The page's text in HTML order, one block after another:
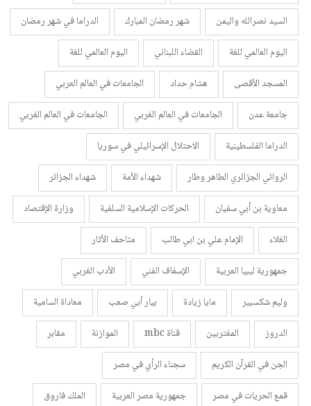
السيد نصرالله واليمن
شهر رمضان المبارك
الدراما في شهر رمضان
اليوم العالمي للغة
القضاء اللبناني
اليوم العالمي للغة
المسجد الأقصى
هشام حداد
الجامعات في العالم العربي
جامعة عدن
الجامعات في العالم الغربي
الجامعات في العالم الغربي
الدراما الفلسطينية
الاحتلال الإسرائيلي في سوريا
الروائي الجزائري الطاهر وطار
شهداء الأمة
شهداء الجزائر
معاوية بن أبي سفيان
الحركات الإسلامية السلفية
وزارة الإقتصاد
الغلاء
الإمام علي بن ابي طالب
متاحف الأثار
جمهورية ليبيا العربية
الإسفاف الفني
الأدب الغربي
وليم شكسبير
مايا زيادة بيار أبي صعب
معاداة السامية
الدروز
المغتربين قناة mbc الموازنة
مقابر
الجن في القرآن الكريم
سجناء الرأي في مصر
قمع الحريات في مصر
جمهورية مصر العربية
الملك فاروق